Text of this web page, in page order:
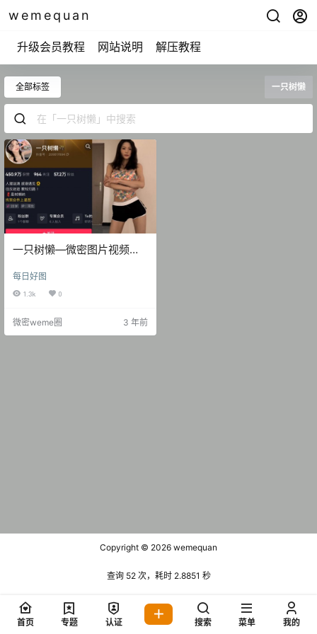
wemequan
升级会员教程 网站说明 解压教程
全部标签 一只树懒
一只树懒—微密图片视频合
每日好图
1.3k 0
微密weme圈 3 年前
Copyright © 2026 wemequan
查询 52 次，耗时 2.8851 秒
首页 专题 认证 搜索 菜单 我的